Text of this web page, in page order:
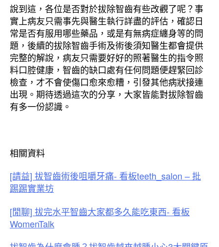
說到這，各位是否對於拔除智齒有些改觀了呢？事
實上病友只需事先與醫生執行詳盡的評估，確認日
常是否有服用哪些藥品，或是有無病症纏身等的問
題，後續的拔除智齒手術及術後須知醫生都會提供
完整的解說，病友只需要好好的照著醫生的指令照
料口腔健康，智齒的缺口處有任何問題便趕緊回診
檢查，才不會使傷口愈來愈糟，引發其他病狀接連
出現。期待透過這次的分享，大家皆能對拔除智齒
有多一份認識。
相關資料
[請益] 拔智齒術後咀嚼牙痛- 看板teeth_salon – 批
踢踢實業坊
[閒聊] 拔完水平智齒大家都多久能吃東西- 看板
WomenTalk